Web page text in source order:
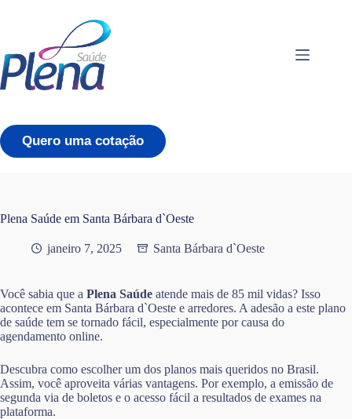
conteúdo
Quero uma cotação
Plena Saúde em Santa Bárbara d`Oeste
janeiro 7, 2025 Santa Bárbara d`Oeste
Você sabia que a Plena Saúde atende mais de 85 mil vidas? Isso
acontece em Santa Bárbara d`Oeste e arredores. A adesão a este plano
de saúde tem se tornado fácil, especialmente por causa do
agendamento online.
Descubra como escolher um dos planos mais queridos no Brasil.
Assim, você aproveita várias vantagens. Por exemplo, a emissão de
segunda via de boletos e o acesso fácil a resultados de exames na
plataforma.